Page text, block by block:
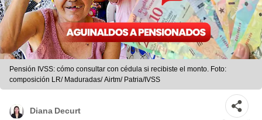
Pensión IVSS: cómo consultar con cédula si recibiste el monto. Foto:
composición LR/ Maduradas/ Airtm/ Patria/IVSS
Diana Decurt